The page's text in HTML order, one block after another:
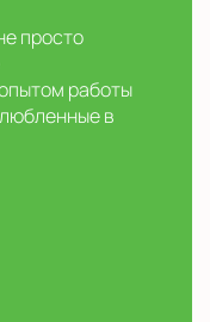
просто
работы
в